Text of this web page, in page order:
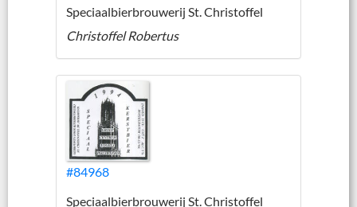
Speciaalbierbrouwerij St. Christoffel
Christoffel Robertus
#84968
Speciaalbierbrouwerij St. Christoffel